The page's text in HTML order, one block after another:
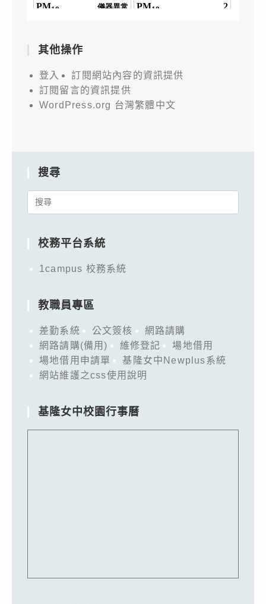
其他操作
登入
訂閱網站內容的資訊提供
訂閱留言的資訊提供
WordPress.org 台灣繁體中文
搜尋
Search
校務平台系統
1campus 校務系統
教職員專區
差勤系統 公文簽核
網路請購
網路請購(備用)
維修登記
場地借用
場地借用申請單
基隆女中Newplus系統
網站維護之css使用說明
基隆女中校園行事曆